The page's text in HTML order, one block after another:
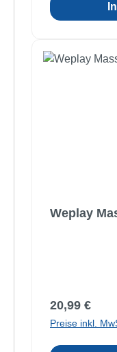
Weplay
Regulärer
20,99 €
Preise inkl.